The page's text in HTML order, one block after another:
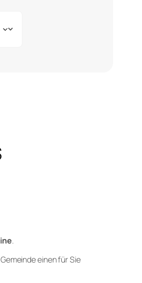
.
einen für Sie